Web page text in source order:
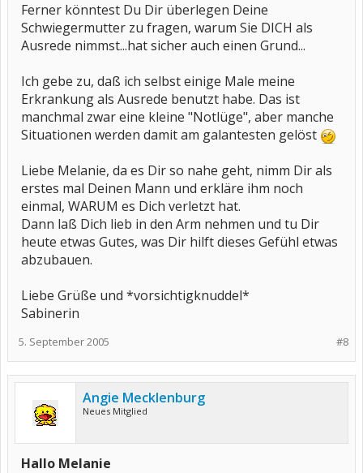
Ferner könntest Du Dir überlegen Deine
Schwiegermutter zu fragen, warum Sie DICH als
Ausrede nimmst...hat sicher auch einen Grund...
Ich gebe zu, daß ich selbst einige Male meine
Erkrankung als Ausrede benutzt habe. Das ist
manchmal zwar eine kleine "Notlüge", aber manche
Situationen werden damit am galantesten gelöst
Liebe Melanie, da es Dir so nahe geht, nimm Dir als
erstes mal Deinen Mann und erkläre ihm noch
einmal, WARUM es Dich verletzt hat.
Dann laß Dich lieb in den Arm nehmen und tu Dir
heute etwas Gutes, was Dir hilft dieses Gefühl etwas
abzubauen.
Liebe Grüße und *vorsichtigknuddel*
Sabinerin
#8
5. September 2005
Angie Mecklenburg
Neues Mitglied
Hallo Melanie